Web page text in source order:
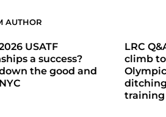
AUTHOR
USATF
a success?
the good and
LRC
climb to
ditching